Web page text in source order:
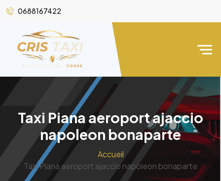
0688167422
Taxi Piana aeroport ajaccio
napoleon bonaparte
Accueil
Taxi Piana aeroport ajaccio napoleon bonaparte